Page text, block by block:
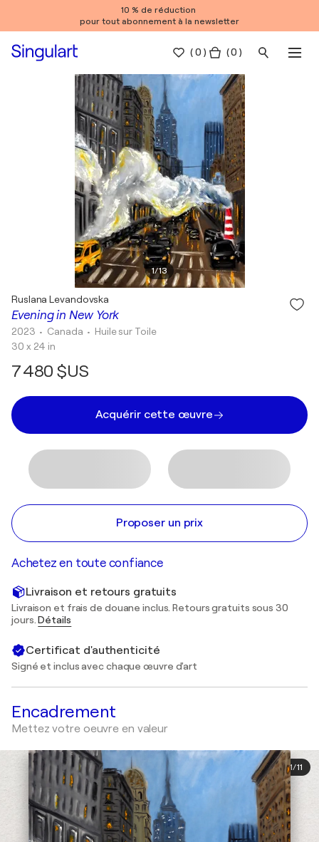
10 % de réduction
pour tout abonnement à la newsletter
(0 ) ( 0 )
1/13
Evening in New York
Ruslana Levandovska
2023 • Canada • Huile sur Toile
30 x 24 in
7 480 $US
Acquérir cette œuvre
Proposer un prix
Achetez en toute confiance
Livraison et retours gratuits
Livraison et frais de douane inclus. Retours gratuits sous 30
jours.Détails
Certificat d'authenticité
Signé et inclus avec chaque œuvre d'art
Encadrement
Mettez votre oeuvre en valeur
1/11